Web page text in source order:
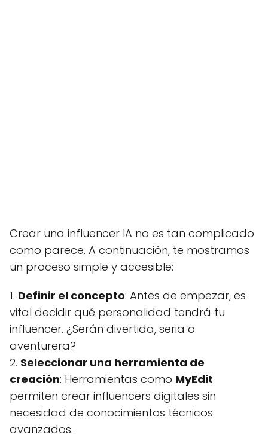
Crear una influencer IA no es tan complicado
como parece. A continuación, te mostramos
un proceso simple y accesible:
1. Definir el concepto: Antes de empezar, es
vital decidir qué personalidad tendrá tu
influencer. ¿Serán divertida, seria o
aventurera?
2. Seleccionar una herramienta de
creación: Herramientas como MyEdit
permiten crear influencers digitales sin
necesidad de conocimientos técnicos
avanzados.